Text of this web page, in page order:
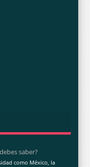
saber?
como México, la